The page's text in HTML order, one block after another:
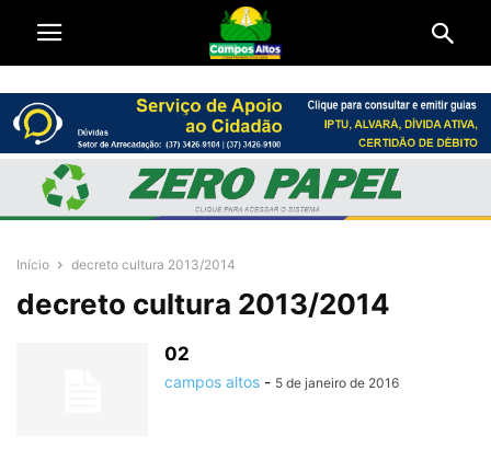
Início decreto cultura 2013/2014
decreto cultura 2013/2014
02
campos altos - 5 de janeiro de 2016